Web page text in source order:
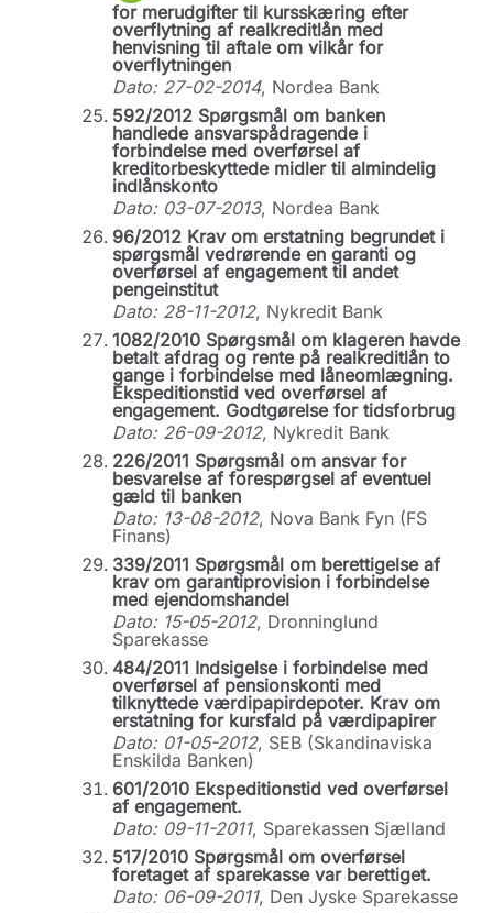
for merudgifter til kursskæring efter
overflytning af realkreditlån med
henvisning til aftale om vilkår for
overflytningen
Dato: 27-02-2014, Nordea Bank
592/2012 Spørgsmål om banken
handlede ansvarspådragende i
forbindelse med overførsel af
kreditorbeskyttede midler til almindelig
indlånskonto
Dato: 03-07-2013, Nordea Bank
96/2012 Krav om erstatning begrundet i
spørgsmål vedrørende en garanti og
overførsel af engagement til andet
pengeinstitut
Dato: 28-11-2012, Nykredit Bank
1082/2010 Spørgsmål om klageren havde
betalt afdrag og rente på realkreditlån to
gange i forbindelse med låneomlægning.
Ekspeditionstid ved overførsel af
engagement. Godtgørelse for tidsforbrug
Dato: 26-09-2012, Nykredit Bank
226/2011 Spørgsmål om ansvar for
besvarelse af forespørgsel af eventuel
gæld til banken
Dato: 13-08-2012, Nova Bank Fyn (FS
Finans)
339/2011 Spørgsmål om berettigelse af
krav om garantiprovision i forbindelse
med ejendomshandel
Dato: 15-05-2012, Dronninglund
Sparekasse
484/2011 Indsigelse i forbindelse med
overførsel af pensionskonti med
tilknyttede værdipapirdepoter. Krav om
erstatning for kursfald på værdipapirer
Dato: 01-05-2012, SEB (Skandinaviska
Enskilda Banken)
601/2010 Ekspeditionstid ved overførsel
af engagement.
Dato: 09-11-2011, Sparekassen Sjælland
517/2010 Spørgsmål om overførsel
foretaget af sparekasse var berettiget.
Dato: 06-09-2011, Den Jyske Sparekasse